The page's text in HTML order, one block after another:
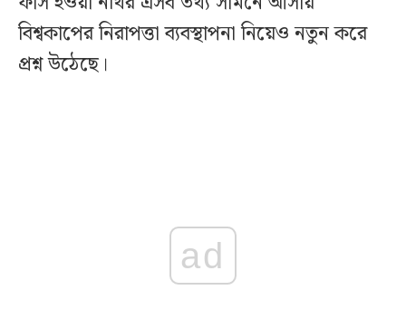
বিশ্বকাপের নিরাপত্তা ব্যবস্থাপনা নিয়েও নতুন করে
প্রশ্ন উঠেছে।
ad